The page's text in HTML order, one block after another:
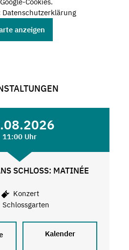
Datenschutzerklärung
anzeigen
11:00 Uhr
SCHLOSS: MATINÉE
Konzert
Schlossgarten
Kalender